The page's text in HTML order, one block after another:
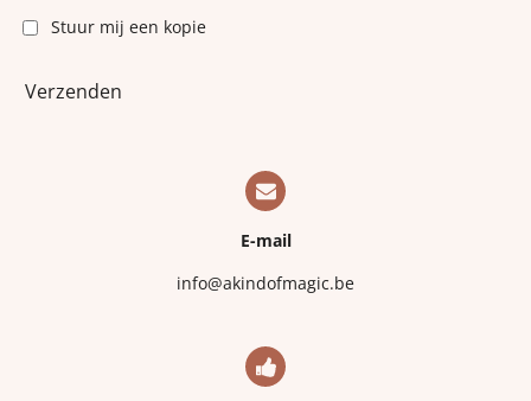
Stuur mij een kopie
Verzenden
E-mail
info@akindofmagic.be